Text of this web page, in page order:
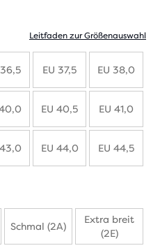
Leitfaden zur Größenauswahl
EU 37,5 EU 38,0
EU 40,5 EU 41,0
EU 44,0 EU 44,5
Schmal (2A)
Extra breit
(2E)